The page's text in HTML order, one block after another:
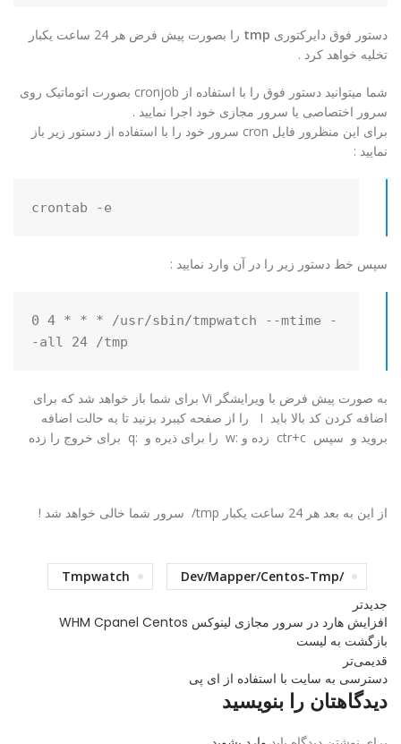
دستور فوق دایرکتوری tmp
را بصورت پیش فرض هر 24 ساعت یکبار
تخلیه خواهد کرد .
شما میتوانید دستور فوق را با استفاده از cronjob بصورت اتوماتیک روی
سرور اختصاصی یا سرور مجازی خود اجرا نمایید .
برای این منظرور فایل cron سرور خود را با استفاده از دستور زیر باز
نمایید :
crontab -e
سپس خط دستور زیر را در آن وارد نمایید :
0 4 * * * /usr/sbin/tmpwatch --mtime -
-all 24 /tmp
به صورت پیش فرض با ویرایشگر Vi برای شما باز خواهد شد که برای
اضافه کردن کد بالا باید I را از صفحه کیبرد بزنید تا به حالت اضافه
بروید و سپس ctr+c زده و :w را برای ذیره و :q برای خروج را زده
از این به بعد هر 24 ساعت یکبار tmp/ سرور شما خالی خواهد شد !
/dev/mapper/centos-Tmp
Tmpwatch
جدیدتر
افزایش هارد در سرور مجازی لینوکس WHM Cpanel Centos
بازگشت بە لیست
قدیمی‌تر
دسترسی به سایت با استفاده از ای پی
دیدگاهتان را بنویسید